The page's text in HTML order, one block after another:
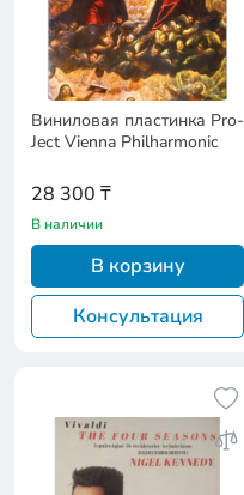
Виниловая пластинка Pro-
Ject Vienna Philharmonic
28 300 ₸
В наличии
В корзину
Консультация